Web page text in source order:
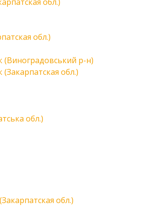
обл.)
р-н)
обл.)
обл.)
обл.)